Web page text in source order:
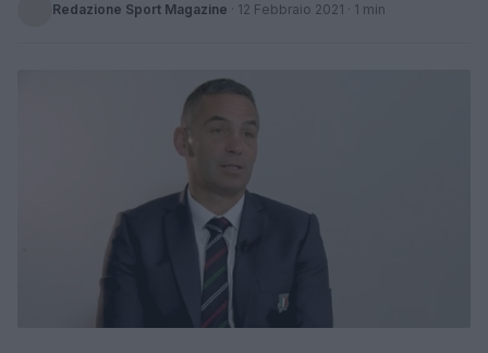
Redazione Sport Magazine · 12 Febbraio 2021 · 1 min